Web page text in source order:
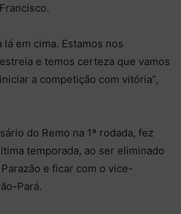
lá em cima. Estamos nos
e temos certeza que vamos
a competição com vitória”,
do Remo na 1ª rodada, fez
temporada, ao ser eliminado
e ficar com o vice-
Pará.